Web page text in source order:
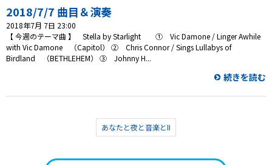
2018/7/7 曲目＆演奏
2018年7月 7日 23:00
【 今週のテーマ曲 】 Stella by Starlight ① Vic Damone / Linger Awhile
with Vic Damone （Capitol） ② Chris Connor / Sings Lullabys of
Birdland （BETHLEHEM） ③ Johnny H...
続きを読む
あなたと夜と音楽とII